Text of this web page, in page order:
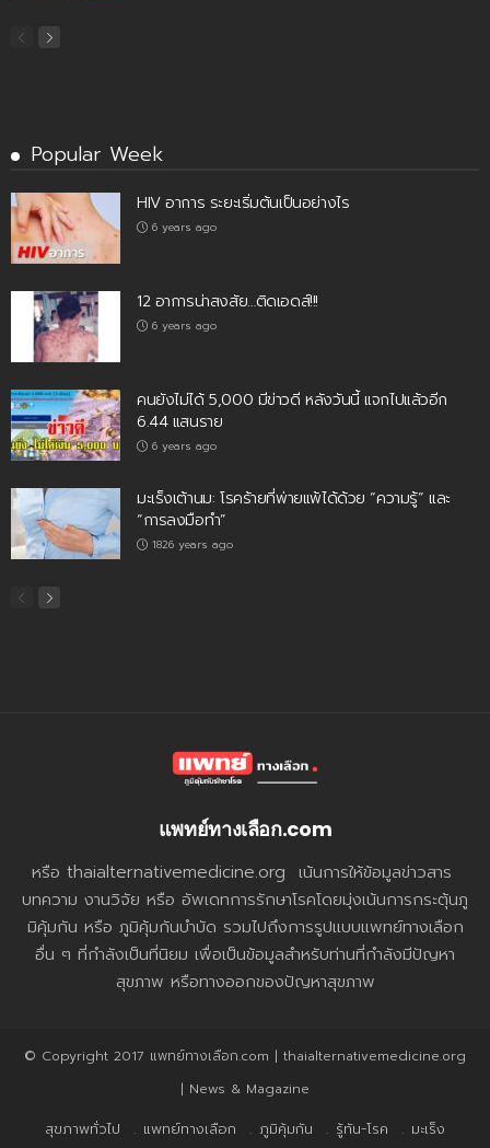
Popular Week
HIV อาการ ระยะเริ่มต้นเป็นอย่างไร
6 years ago
12 อาการน่าสงสัย…ติดเอดส์!!!
6 years ago
คนยังไม่ได้ 5,000 มีข่าวดี หลังวันนี้ แจกไปแล้วอีก
6.44 แสนราย
6 years ago
มะเร็งเต้านม: โรคร้ายที่พ่ายแพ้ได้ด้วย “ความรู้” และ
“การลงมือทำ”
1826 years ago
แพทย์ทางเลือก.com
หรือ thaialternativemedicine.org เน้นการให้ข้อมูลข่าวสาร
บทความ งานวิจัย หรือ อัพเดทการรักษาโรคโดยมุ่งเน้นการกระตุ้นภู
มิคุ้มกัน หรือ ภูมิคุ้มกันบำบัด รวมไปถึงการรูปแบบแพทย์ทางเลือก
อื่น ๆ ที่กำลังเป็นที่นิยม เพื่อเป็นข้อมูลสำหรับท่านที่กำลังมีปัญหา
สุขภาพ หรือทางออกของปัญหาสุขภาพ
© Copyright 2017 แพทย์ทางเลือก.com | thaialternativemedicine.org
| News & Magazine
สุขภาพทั่วไป แพทย์ทางเลือก ภูมิคุ้มกัน รู้ทัน-โรค มะเร็ง